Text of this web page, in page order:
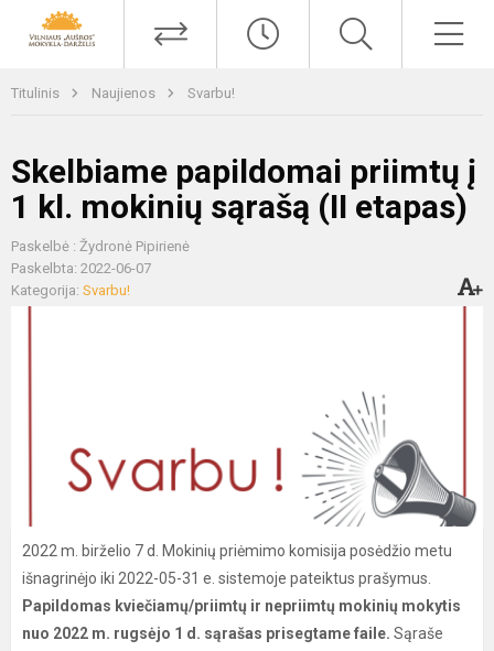
Titulinis Naujienos Svarbu!
Skelbiame papildomai priimtų į
1 kl. mokinių sąrašą (II etapas)
Paskelbė : Žydronė Pipirienė
Paskelbta: 2022-06-07
Kategorija: Svarbu!
2022 m. birželio 7 d. Mokinių priėmimo komisija posėdžio metu
išnagrinėjo iki 2022-05-31 e. sistemoje pateiktus prašymus.
Papildomas kviečiamų/priimtų ir nepriimtų mokinių mokytis
nuo 2022 m. rugsėjo 1 d. sąrašas prisegtame faile. Sąraše